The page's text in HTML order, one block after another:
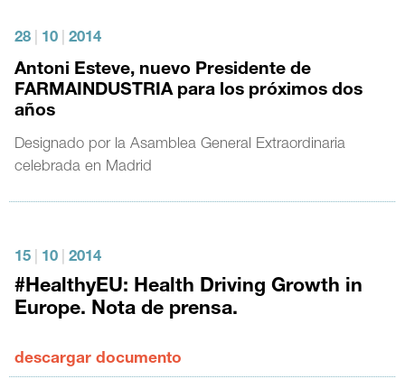
28 10 2014
Antoni Esteve, nuevo Presidente de
FARMAINDUSTRIA para los próximos dos
años
Designado por la Asamblea General Extraordinaria
celebrada en Madrid
15 10 2014
#HealthyEU: Health Driving Growth in
Europe. Nota de prensa.
descargar documento